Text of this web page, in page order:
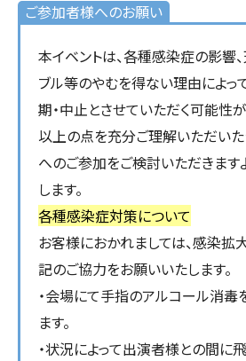
ご参加者様へのお願い
本イベントは、各種感染症の影響、
ブル等のやむを得ない理由によっ
期・中⽌とさせていただく可能性が
以上の点を充分ご理解いただいた
へのご参加をご検討いただきます
します。
各種感染症対策について
お客様におかれましては、感染拡
記のご協力をお願いいたします。
・会場にて手指のアルコール消毒
ます。
・状況によって出演者様との間に